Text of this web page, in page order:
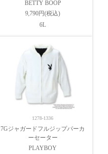
BETTY BOOP
9,790円(税込)
6L
1278-1336
7Gジャガードフルジップパーカ
ーセーター
PLAYBOY